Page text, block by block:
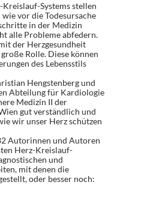
Systems stellen
vor die Todesursache
in der Medizin
alle Probleme abfedern.
der Herzgesundheit
Rolle. Diese können
des Lebensstils
Hengstenberg und
Abteilung für Kardiologie
Medizin II der
gut verständlich und
wir unser Herz schützen
Autorinnen und Autoren
Herz-Kreislauf-
und
mit denen die
oder besser noch: